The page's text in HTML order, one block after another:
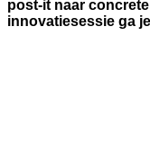
post-it naar
innovatiesessie ga